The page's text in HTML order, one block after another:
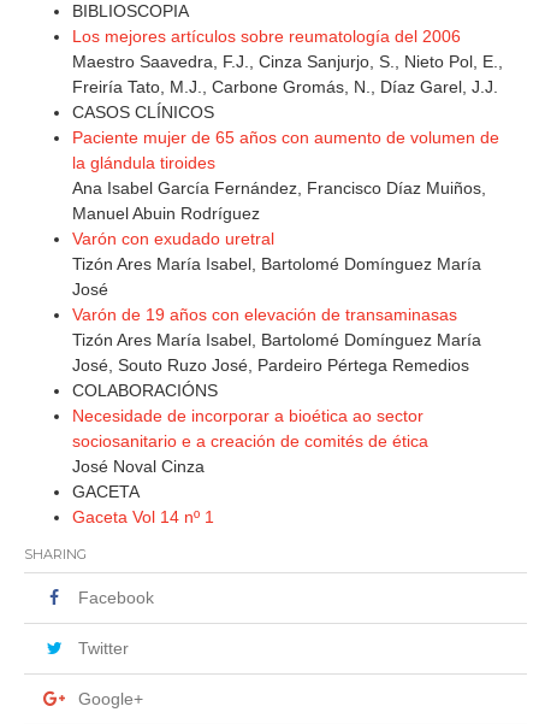
BIBLIOSCOPIA
Los mejores artículos sobre reumatología del 2006
Maestro Saavedra, F.J., Cinza Sanjurjo, S., Nieto Pol, E.,
Freiría Tato, M.J., Carbone Gromás, N., Díaz Garel, J.J.
CASOS CLÍNICOS
Paciente mujer de 65 años con aumento de volumen de
la glándula tiroides
Ana Isabel García Fernández, Francisco Díaz Muiños,
Manuel Abuin Rodríguez
Varón con exudado uretral
Tizón Ares María Isabel, Bartolomé Domínguez María
José
Varón de 19 años con elevación de transaminasas
Tizón Ares María Isabel, Bartolomé Domínguez María
José, Souto Ruzo José, Pardeiro Pértega Remedios
COLABORACIÓNS
Necesidade de incorporar a bioética ao sector
sociosanitario e a creación de comités de ética
José Noval Cinza
GACETA
Gaceta Vol 14 nº 1
SHARING
Facebook
Twitter
Google+